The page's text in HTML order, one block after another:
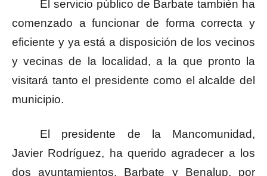
El servicio público de Barbate también ha
comenzado a funcionar de forma correcta y
eficiente y ya está a disposición de los vecinos
y vecinas de la localidad, a la que pronto la
visitará tanto el presidente como el alcalde del
municipio.
El presidente de la Mancomunidad,
Javier Rodríguez, ha querido agradecer a los
dos ayuntamientos, Barbate y Benalup, por